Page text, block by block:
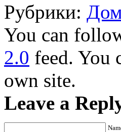
Рубрики:
You can
2.0 feed. You
own site.
Leave a